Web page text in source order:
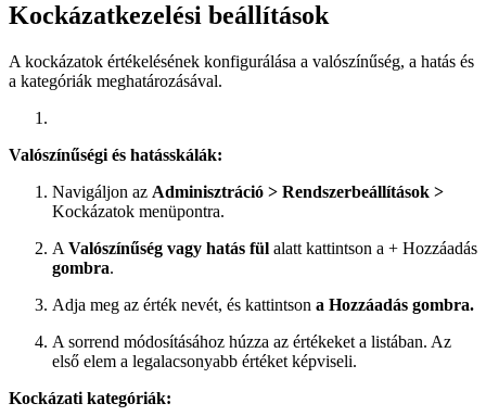
Kockázatkezelési beállítások
A kockázatok értékelésének konfigurálása a valószínűség, a hatás és
a kategóriák meghatározásával.
Valószínűségi és hatásskálák:
Navigáljon az Adminisztráció > Rendszerbeállítások >
Kockázatok menüpontra.
A Valószínűség vagy hatás fül alatt kattintson a + Hozzáadás
gombra.
Adja meg az érték nevét, és kattintson a Hozzáadás gombra.
A sorrend módosításához húzza az értékeket a listában. Az
első elem a legalacsonyabb értéket képviseli.
Kockázati kategóriák: